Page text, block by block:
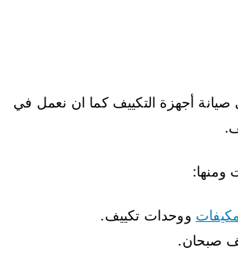
أجهزة التكييف كما ان نعمل في
ومنها:
ووحدات تكييف.
صبحان.